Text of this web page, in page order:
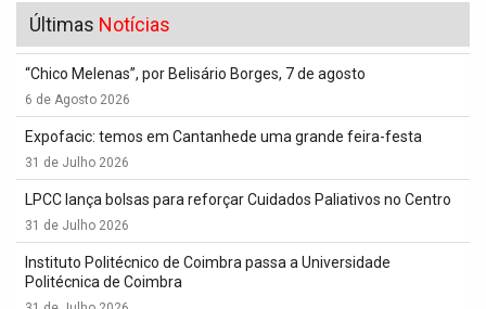
Últimas Notícias
“Chico Melenas”, por Belisário Borges, 7 de agosto
6 de Agosto 2026
Expofacic: temos em Cantanhede uma grande feira-festa
31 de Julho 2026
LPCC lança bolsas para reforçar Cuidados Paliativos no Centro
31 de Julho 2026
Instituto Politécnico de Coimbra passa a Universidade
Politécnica de Coimbra